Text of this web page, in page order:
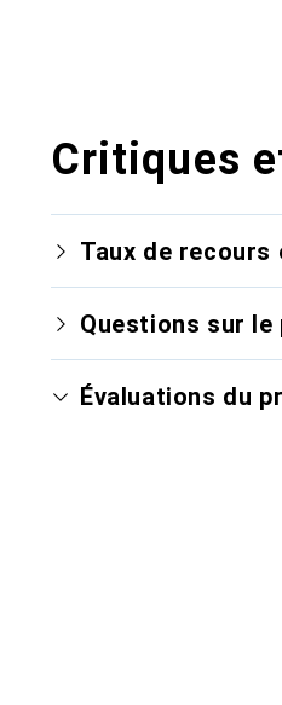
Critiques
Taux de
Questions sur le
Évaluations du